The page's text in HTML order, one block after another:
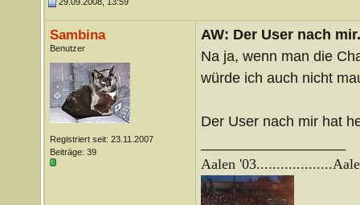
Sambina
Benutzer
Registriert seit: 23.11.2007
Beiträge: 39
AW: Der User nach
Na ja, wenn man die
würde ich auch nicht
Der User nach mir hat
Aalen '03...................